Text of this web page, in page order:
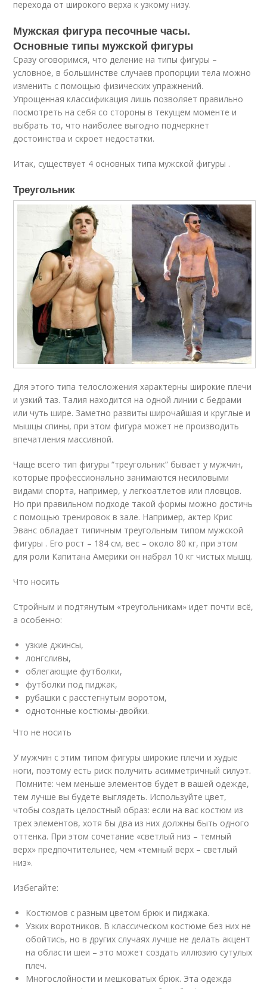
перехода от широкого верха к узкому низу.
Мужская фигура песочные часы.
Основные типы мужской фигуры
Сразу оговоримся, что деление на типы фигуры –
условное, в большинстве случаев пропорции тела можно
изменить с помощью физических упражнений.
Упрощенная классификация лишь позволяет правильно
посмотреть на себя со стороны в текущем моменте и
выбрать то, что наиболее выгодно подчеркнет
достоинства и скроет недостатки.
Итак, существует 4 основных типа мужской фигуры .
Треугольник
Для этого типа телосложения характерны широкие плечи
и узкий таз. Талия находится на одной линии с бедрами
или чуть шире. Заметно развиты широчайшая и круглые и
мышцы спины, при этом фигура может не производить
впечатления массивной.
Чаще всего тип фигуры “треугольник” бывает у мужчин,
которые профессионально занимаются несиловыми
видами спорта, например, у легкоатлетов или пловцов.
Но при правильном подходе такой формы можно достичь
с помощью тренировок в зале. Например, актер Крис
Эванс обладает типичным треугольным типом мужской
фигуры . Его рост – 184 см, вес – около 80 кг, при этом
для роли Капитана Америки он набрал 10 кг чистых мышц.
Что носить
Стройным и подтянутым «треугольникам» идет почти всё,
а особенно:
узкие джинсы,
лонгсливы,
облегающие футболки,
футболки под пиджак,
рубашки с расстегнутым воротом,
однотонные костюмы-двойки.
Что не носить
У мужчин с этим типом фигуры широкие плечи и худые
ноги, поэтому есть риск получить асимметричный силуэт.
Помните: чем меньше элементов будет в вашей одежде,
тем лучше вы будете выглядеть. Используйте цвет,
чтобы создать целостный образ: если на вас костюм из
трех элементов, хотя бы два из них должны быть одного
оттенка. При этом сочетание «светлый низ – темный
верх» предпочтительнее, чем «темный верх – светлый
низ».
Избегайте:
Костюмов с разным цветом брюк и пиджака.
Узких воротников. В классическом костюме без них не
обойтись, но в других случаях лучше не делать акцент
на области шеи – это может создать иллюзию сутулых
плеч.
Многослойности и мешковатых брюк. Эта одежда